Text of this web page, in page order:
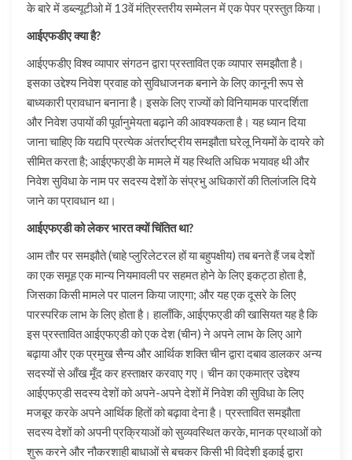
के बारे में डब्ल्यूटीओ में 13वें मंत्रिस्तरीय सम्मेलन में एक पेपर प्रस्तुत किया।
आईएफडीए क्या है?
आईएफडीए विश्व व्यापार संगठन द्वारा प्रस्तावित एक व्यापार समझौता है।
इसका उद्देश्य निवेश प्रवाह को सुविधाजनक बनाने के लिए कानूनी रूप से
बाध्यकारी प्रावधान बनाना है। इसके लिए राज्यों को विनियामक पारदर्शिता
और निवेश उपायों की पूर्वानुमेयता बढ़ाने की आवश्यकता है। यह ध्यान दिया
जाना चाहिए कि यद्यपि प्रत्येक अंतर्राष्ट्रीय समझौता घरेलू नियमों के दायरे को
सीमित करता है; आईएफएडी के मामले में यह स्थिति अधिक भयावह थी और
निवेश सुविधा के नाम पर सदस्य देशों के संप्रभु अधिकारों की तिलांजलि दिये
जाने का प्रावधान था।
आईएफएडी को लेकर भारत क्यों चिंतित था?
आम तौर पर समझौते (चाहे प्लुरिलेटरल हों या बहुपक्षीय) तब बनते हैं जब देशों
का एक समूह एक मान्य नियमावली पर सहमत होने के लिए इकट्ठा होता है,
जिसका किसी मामले पर पालन किया जाएगा; और यह एक दूसरे के लिए
पारस्परिक लाभ के लिए होता है। हालाँकि, आईएफएडी की खासियत यह है कि
इस प्रस्तावित आईएफएडी को एक देश (चीन) ने अपने लाभ के लिए आगे
बढ़ाया और एक प्रमुख सैन्य और आर्थिक शक्ति चीन द्वारा दबाव डालकर अन्य
सदस्यों से आँख मूँद कर हस्ताक्षर करवाए गए। चीन का एकमात्र उद्देश्य
आईएफएडी सदस्य देशों को अपने-अपने देशों में निवेश की सुविधा के लिए
मजबूर करके अपने आर्थिक हितों को बढ़ावा देना है। प्रस्तावित समझौता
सदस्य देशों को अपनी प्रक्रियाओं को सुव्यवस्थित करके, मानक प्रथाओं को
शुरू करने और नौकरशाही बाधाओं से बचकर किसी भी विदेशी इकाई द्वारा